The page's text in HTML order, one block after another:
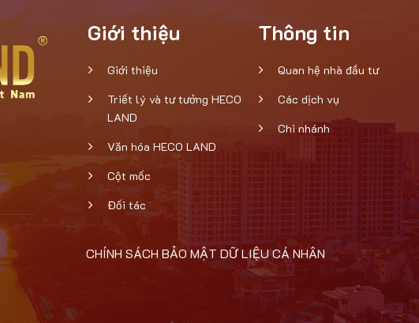
Giới thiệu
Giới thiệu
Triết lý và tư tưởng HECO
LAND
Văn hóa HECO LAND
Cột mốc
Đối tác
Thông tin
Quan hệ nhà đầu tư
Các dịch vụ
Chi nhánh
CHÍNH SÁCH BẢO MẬT DỮ LIỆU CÁ NHÂN